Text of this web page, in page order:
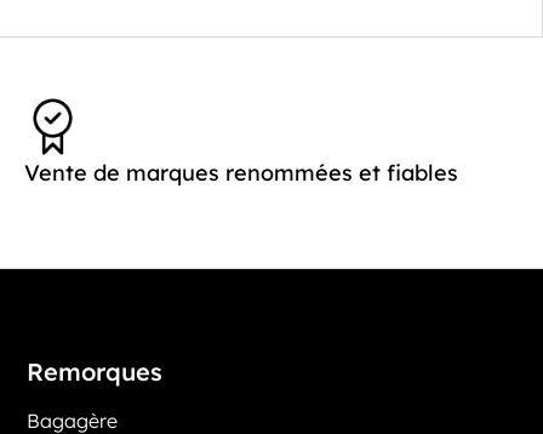
Vente de marques renommées et fiables
Remorques
Bagagère